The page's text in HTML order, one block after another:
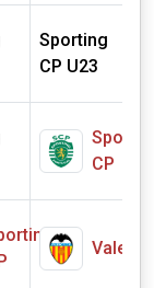
Sporting
CP U23
CP